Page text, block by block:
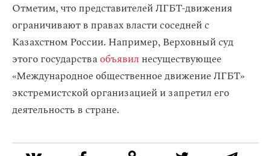
Отметим, что представителей ЛГБТ-движения
ограничивают в правах власти соседней с
Казахстном России. Например, Верховный суд
этого государстваобъявил несуществующее
«Международное общественное движение ЛГБТ»
экстремистской организацией и запретил его
деятельность в стране.